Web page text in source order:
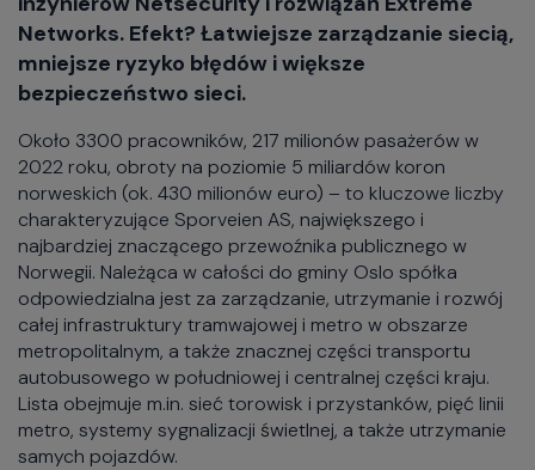
Networks. Efekt? Łatwiejsze zarządzanie siecią,
mniejsze ryzyko błędów i większe
bezpieczeństwo sieci.
Około 3300 pracowników, 217 milionów pasażerów w
2022 roku, obroty na poziomie 5 miliardów koron
norweskich (ok. 430 milionów euro) – to kluczowe liczby
charakteryzujące Sporveien AS, największego i
najbardziej znaczącego przewoźnika publicznego w
Norwegii. Należąca w całości do gminy Oslo spółka
odpowiedzialna jest za zarządzanie, utrzymanie i rozwój
całej infrastruktury tramwajowej i metro w obszarze
metropolitalnym, a także znacznej części transportu
autobusowego w południowej i centralnej części kraju.
Lista obejmuje m.in. sieć torowisk i przystanków, pięć linii
metro, systemy sygnalizacji świetlnej, a także utrzymanie
samych pojazdów.